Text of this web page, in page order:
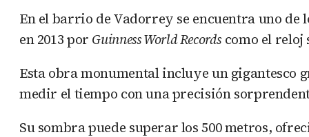
En el barrio de Vadorrey se encuentra uno de
en 2013 por Guinness World Recordscomo el reloj
Esta obra monumental incluye un gigantesco
medir el tiempo con una precisión
Su sombra puede superar los 500 metros,